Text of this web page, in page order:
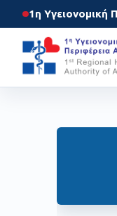
1η Υγειονομική